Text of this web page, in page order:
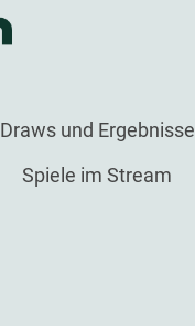
Draws und Ergebnisse
Spiele im Stream